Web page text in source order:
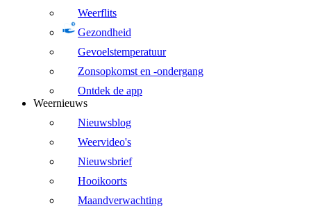
Weerflits
Gezondheid
Gevoelstemperatuur
Zonsopkomst en -ondergang
Ontdek de app
Weernieuws
Nieuwsblog
Weervideo's
Nieuwsbrief
Hooikoorts
Maandverwachting